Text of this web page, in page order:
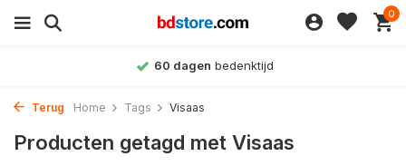
0
60 dagen bedenktijd
Terug Home Tags Visaas
Producten getagd met Visaas